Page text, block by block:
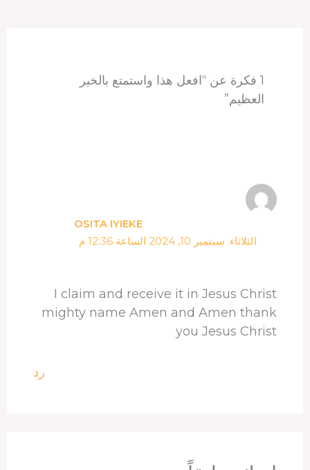
1 فكرة عن “افعل هذا واستمتع بالخير
العظيم”
OSITA IYIEKE
الثلاثاء. سبتمبر 10, 2024 الساعة 12:36 م
I claim and receive it in Jesus Christ
mighty name Amen and Amen thank
you Jesus Christ
رد